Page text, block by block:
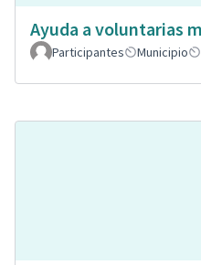
Ayuda a voluntarias
Participantes
Municipio